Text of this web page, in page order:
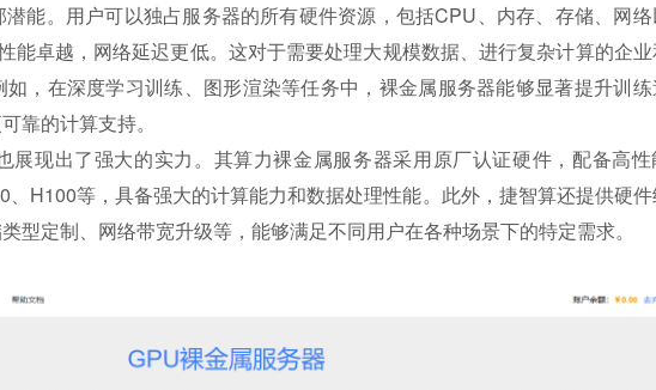
能。用户可以独占服务器的所有硬件资源，包括CPU、内存、存储、网络
能卓越，网络延迟更低。这对于需要处理大规模数据、进行复杂计算的企
，在深度学习训练、图形渲染等任务中，裸金属服务器能够显著提升训
靠的计算支持。
展现出了强大的实力。其算力裸金属服务器采用原厂认证硬件，配备高性
H100等，具备强大的计算能力和数据处理性能。此外，捷智算还提供硬
型定制、网络带宽升级等，能够满足不同用户在各种场景下的特定需求。